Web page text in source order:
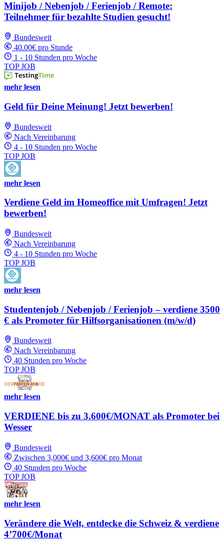
Minijob / Nebenjob / Ferienjob / Remote:
Teilnehmer für bezahlte Studien gesucht!
Bundesweit
40.00€ pro Stunde
1 - 10 Stunden pro Woche
TOP JOB
mehr lesen
Geld für Deine Meinung! Jetzt bewerben!
Bundesweit
Nach Vereinbarung
4 - 10 Stunden pro Woche
TOP JOB
mehr lesen
Verdiene Geld im Homeoffice mit Umfragen! Jetzt
bewerben!
Bundesweit
Nach Vereinbarung
4 - 10 Stunden pro Woche
TOP JOB
mehr lesen
Studentenjob / Nebenjob / Ferienjob – verdiene 3500
€ als Promoter für Hilfsorganisationen (m/w/d)
Bundesweit
Nach Vereinbarung
40 Stunden pro Woche
TOP JOB
mehr lesen
VERDIENE bis zu 3.600€/MONAT als Promoter bei
Wesser
Bundesweit
Zwischen 3,000€ und 3,600€ pro Monat
40 Stunden pro Woche
TOP JOB
mehr lesen
Verändere die Welt, entdecke die Schweiz & verdiene
4’700€/Monat